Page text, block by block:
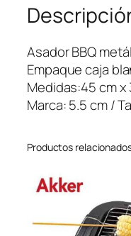
C
o
o
k
c
a
i
Asador BBQ
Empaque caja
Medidas:45 cm x
Marca: 5.5 cm /
Productos